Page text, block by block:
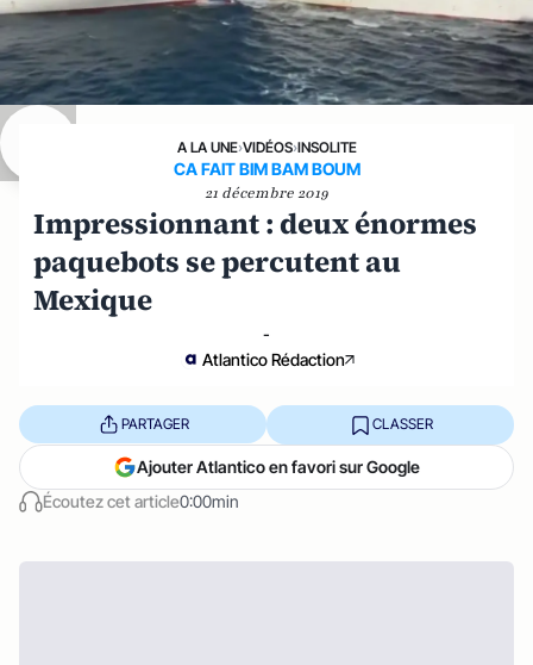
A LA UNE›VIDÉOS›INSOLITE
CA FAIT BIM BAM BOUM
21 décembre 2019
Impressionnant : deux énormes
paquebots se percutent au
Mexique
-
Atlantico Rédaction
Écoutez cet article0:00min
PARTAGER CLASSER
Ajouter Atlantico en favori sur Google